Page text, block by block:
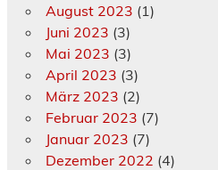
August 2023 (1)
Juni 2023 (3)
Mai 2023 (3)
April 2023 (3)
März 2023 (2)
Februar 2023 (7)
Januar 2023 (7)
Dezember 2022 (4)